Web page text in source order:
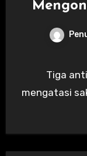
Tiga antibiotik ini efektif membantu
mengatasi